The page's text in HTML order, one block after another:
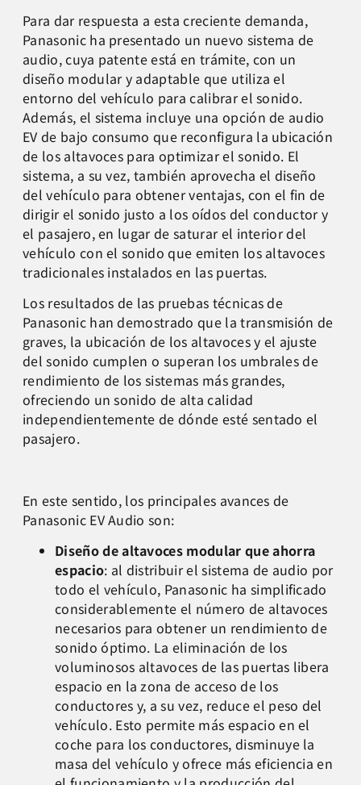
Para dar respuesta a esta creciente demanda,
Panasonic ha presentado un nuevo sistema de
audio, cuya patente está en trámite, con un
diseño modular y adaptable que utiliza el
entorno del vehículo para calibrar el sonido.
Además, el sistema incluye una opción de audio
EV de bajo consumo que reconfigura la ubicación
de los altavoces para optimizar el sonido. El
sistema, a su vez, también aprovecha el diseño
del vehículo para obtener ventajas, con el fin de
dirigir el sonido justo a los oídos del conductor y
el pasajero, en lugar de saturar el interior del
vehículo con el sonido que emiten los altavoces
tradicionales instalados en las puertas.
Los resultados de las pruebas técnicas de
Panasonic han demostrado que la transmisión de
graves, la ubicación de los altavoces y el ajuste
del sonido cumplen o superan los umbrales de
rendimiento de los sistemas más grandes,
ofreciendo un sonido de alta calidad
independientemente de dónde esté sentado el
pasajero.
En este sentido, los principales avances de
Panasonic EV Audio son:
Diseño de altavoces modular que ahorra
espacio: al distribuir el sistema de audio por
todo el vehículo, Panasonic ha simplificado
considerablemente el número de altavoces
necesarios para obtener un rendimiento de
sonido óptimo. La eliminación de los
voluminosos altavoces de las puertas libera
espacio en la zona de acceso de los
conductores y, a su vez, reduce el peso del
vehículo. Esto permite más espacio en el
coche para los conductores, disminuye la
masa del vehículo y ofrece más eficiencia en